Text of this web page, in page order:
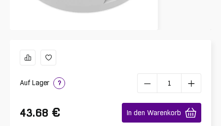
Auf Lager ?
43.68 € In den Warenkorb